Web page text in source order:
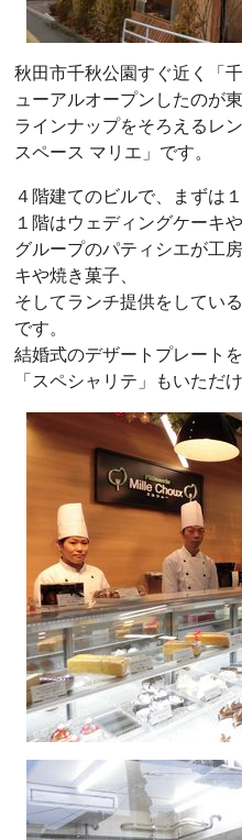
秋田市千秋公園すぐ近く「
ューアルオープンしたのが
ラインナップをそろえるレ
スペース マリエ」です。
４階建てのビルで、まずは
１階はウェディングケーキ
グループのパティシエが工
キや焼き菓子、
そしてランチ提供をしてい
です。
結婚式のデザートプレート
「スペシャリテ」もいただ